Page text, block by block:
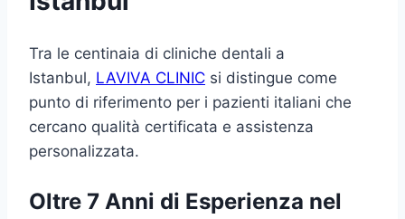
Tra le centinaia di cliniche dentali a
Istanbul, LAVIVA CLINIC si distingue come
punto di riferimento per i pazienti italiani che
cercano qualità certificata e assistenza
personalizzata.
Oltre 7 Anni di Esperienza nel